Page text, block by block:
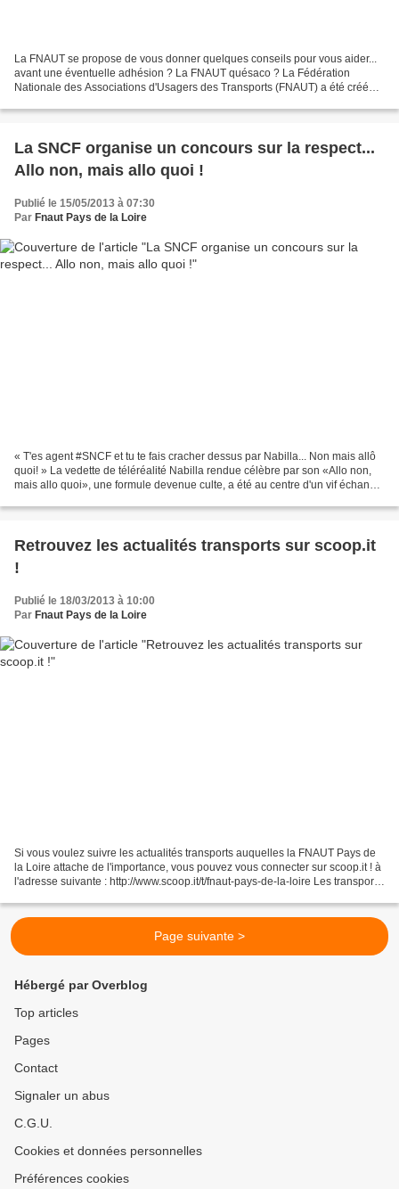
La FNAUT se propose de vous donner quelques conseils pour vous aider...
avant une éventuelle adhésion ? La FNAUT quésaco ? La Fédération
Nationale des Associations d'Usagers des Transports (FNAUT) a été créée
La SNCF organise un concours sur la respect...
Allo non, mais allo quoi !
Publié le 15/05/2013 à 07:30
Par Fnaut Pays de la Loire
« T'es agent #SNCF et tu te fais cracher dessus par Nabilla... Non mais allô
quoi! » La vedette de téléréalité Nabilla rendue célèbre par son «Allo non,
mais allo quoi», une formule devenue culte, a été au centre d'un vif échange
Retrouvez les actualités transports sur scoop.it
!
Publié le 18/03/2013 à 10:00
Par Fnaut Pays de la Loire
Si vous voulez suivre les actualités transports auquelles la FNAUT Pays de
la Loire attache de l'importance, vous pouvez vous connecter sur scoop.it ! à
l'adresse suivante : http://www.scoop.it/t/fnaut-pays-de-la-loire Les transports
Page suivante >
Hébergé par Overblog
Top articles
Pages
Contact
Signaler un abus
C.G.U.
Cookies et données personnelles
Préférences cookies